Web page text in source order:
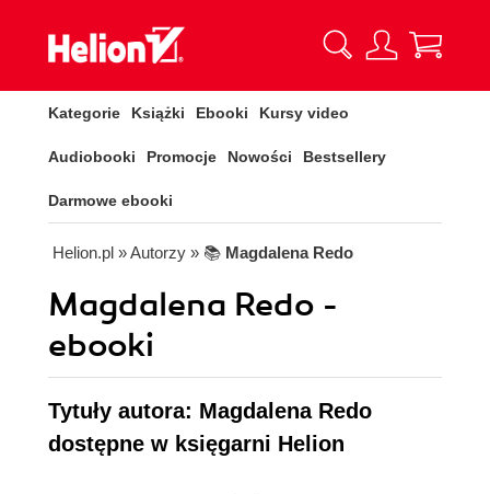
Kategorie Książki Ebooki Kursy video
Audiobooki Promocje Nowości Bestsellery
Darmowe ebooki
Helion.pl » Autorzy » 📚 Magdalena Redo
Magdalena Redo -
ebooki
Tytuły autora: Magdalena Redo
dostępne w księgarni Helion